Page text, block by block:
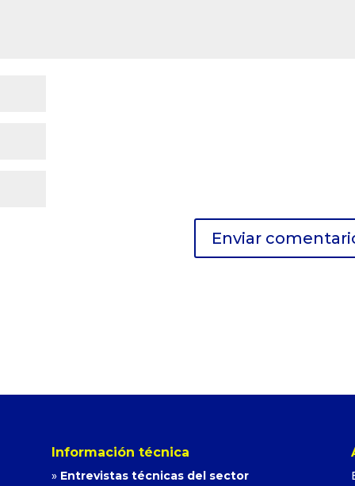
Información técnica
» Entrevistas técnicas del sector